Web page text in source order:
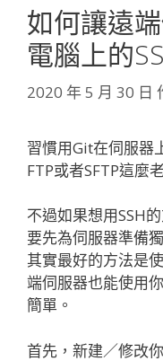
如何讓遠
電腦上的
2020 年 5 月 30 日
習慣用Git在伺服器
FTP或者SFTP這麼
不過如果想用SSH
要先為伺服器準備
其實最好的方法是
端伺服器也能使用
簡單。
首先，新建／修改